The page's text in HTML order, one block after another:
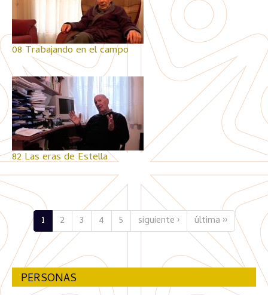
08 Trabajando en el campo
82 Las eras de Estella
1 2 3 4 5 siguiente › última ››
PERSONAS